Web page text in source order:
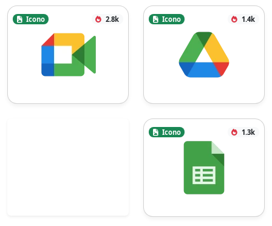
Icono 2.8k Icono 1.4k
Icono 1.3k